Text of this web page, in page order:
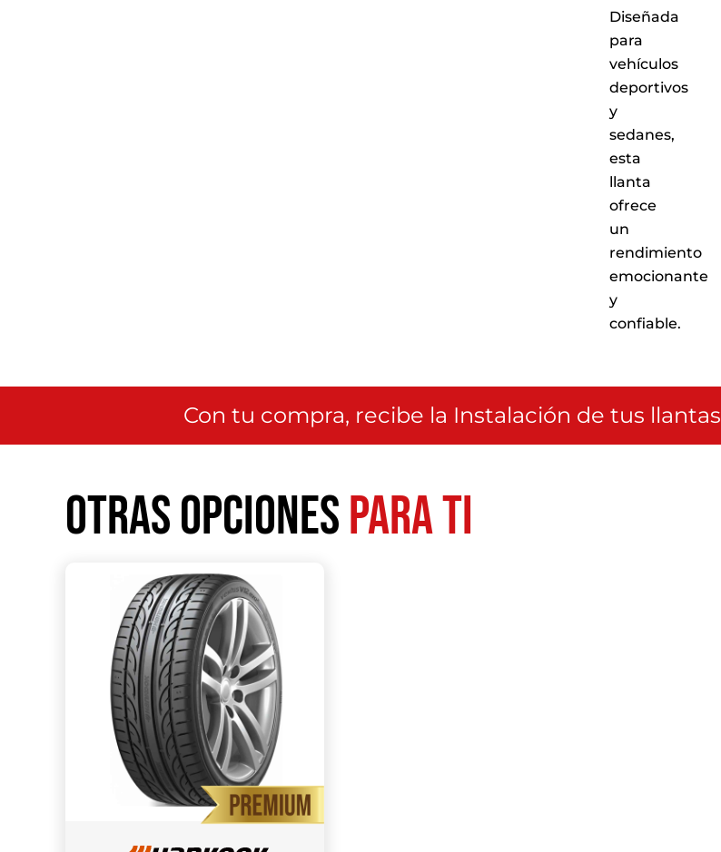
servicio
a
nacional
Diseñada
para
vehículos
deportivos
y
sedanes,
esta
llanta
ofrece
un
rendimiento
emocionante
y
confiable.
Con tu compra, recibe la Instalación de tus llantas
Otras opcionespara ti